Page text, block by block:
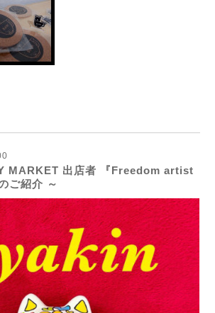
MARKET 出店者 『Freedom artist
ご紹介 ～